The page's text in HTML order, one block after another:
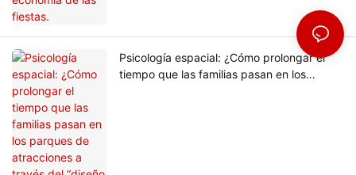
Psicología espacial: ¿Cómo prolongar el
tiempo que las familias pasan en los